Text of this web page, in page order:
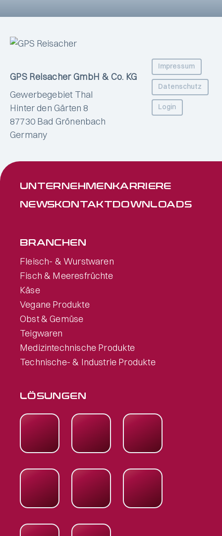
GPS Reisacher GmbH & Co. KG
Gewerbegebiet Thal
Hinter den Gärten 8
87730 Bad Grönenbach
Germany
Impressum
Datenschutz
Login
UNTER­NEHMENKARRIERE
NEWSKONTAKTDOWNLOADS
BRANCHEN
Fleisch- & Wurstwaren
Fisch & Meeresfrüchte
Käse
Vegane Produkte
Obst & Gemüse
Teigwaren
Medizintechnische Produkte
Technische- & Industrie Produkte
LÖSUNGEN